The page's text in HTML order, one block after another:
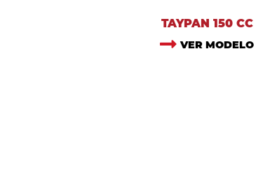
TAYPAN 150 CC
VER MODELO